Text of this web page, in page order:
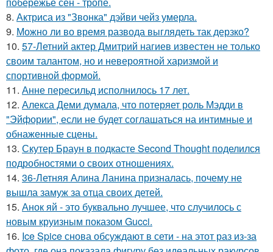
8. Актриса из "Звонка" дэйви чейз умерла.
9. Можно ли во время развода выглядеть так дерзко?
10. 57-Летний актер Дмитрий нагиев известен не только
своим талантом, но и невероятной харизмой и
спортивной формой.
11. Анне пересильд исполнилось 17 лет.
12. Алекса Деми думала, что потеряет роль Мэдди в
"Эйфории", если не будет соглашаться на интимные и
обнаженные сцены.
13. Скутер Браун в подкасте Second Thought поделился
подробностями о своих отношениях.
14. 36-Летняя Алина Ланина призналась, почему не
вышла замуж за отца своих детей.
15. Анок яй - это буквально лучшее, что случилось с
новым круизным показом Gucci.
16. Ice Spice снова обсуждают в сети - на этот раз из-за